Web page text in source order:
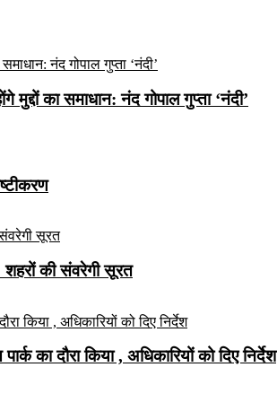
का समाधान: नंद गोपाल गुप्ता ‘नंदी’
की संवरेगी सूरत
का दौरा किया , अधिकारियों को दिए निर्देश